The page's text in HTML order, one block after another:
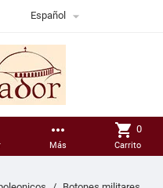
Español 
more_horiz
Más
shopping_cart 0
Carrito